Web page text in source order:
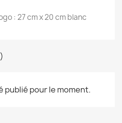
: 27 cm x 20 cm blanc
publié pour le moment.